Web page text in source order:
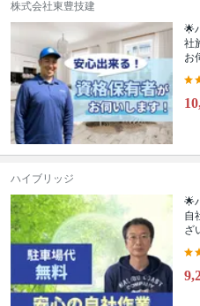
株式会社東豊技建
🌟
社
お
ハイブリッジ
🌟
自
ざ